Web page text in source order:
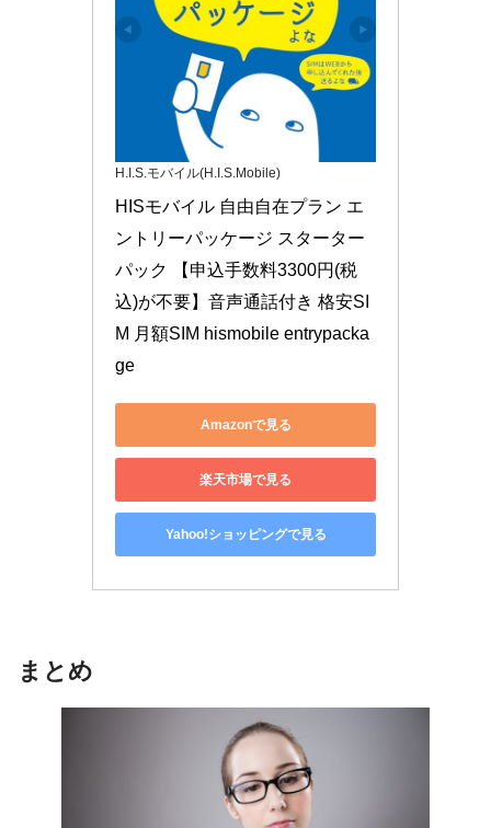
H.I.S.モバイル(H.I.S.Mobile)
HISモバイル 自由自在プラン エ
ントリーパッケージ スターター
パック 【申込手数料3300円(税
込)が不要】音声通話付き 格安SI
M 月額SIM hismobile entrypacka
ge
Amazonで見る
楽天市場で見る
Yahoo!ショッピングで見る
まとめ